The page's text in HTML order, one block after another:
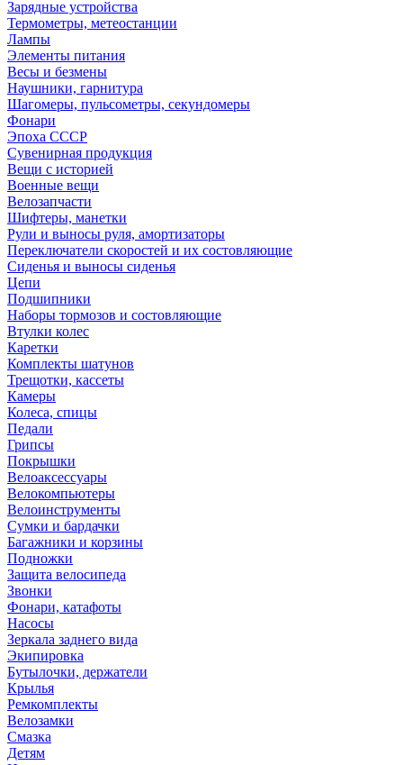
Зарядные устройства
Термометры, метеостанции
Лампы
Элементы питания
Весы и безмены
Наушники, гарнитура
Шагомеры, пульсометры, секундомеры
Фонари
Эпоха СССР
Сувенирная продукция
Вещи с историей
Военные вещи
Велозапчасти
Шифтеры, манетки
Рули и выносы руля, амортизаторы
Переключатели скоростей и их состовляющие
Сиденья и выносы сиденья
Цепи
Подшипники
Наборы тормозов и состовляющие
Втулки колес
Каретки
Комплекты шатунов
Трещотки, кассеты
Камеры
Колеса, спицы
Педали
Грипсы
Покрышки
Велоаксессуары
Велокомпьютеры
Велоинструменты
Сумки и бардачки
Багажники и корзины
Подножки
Защита велосипеда
Звонки
Фонари, катафоты
Насосы
Зеркала заднего вида
Экипировка
Бутылочки, держатели
Крылья
Ремкомплекты
Велозамки
Смазка
Детям